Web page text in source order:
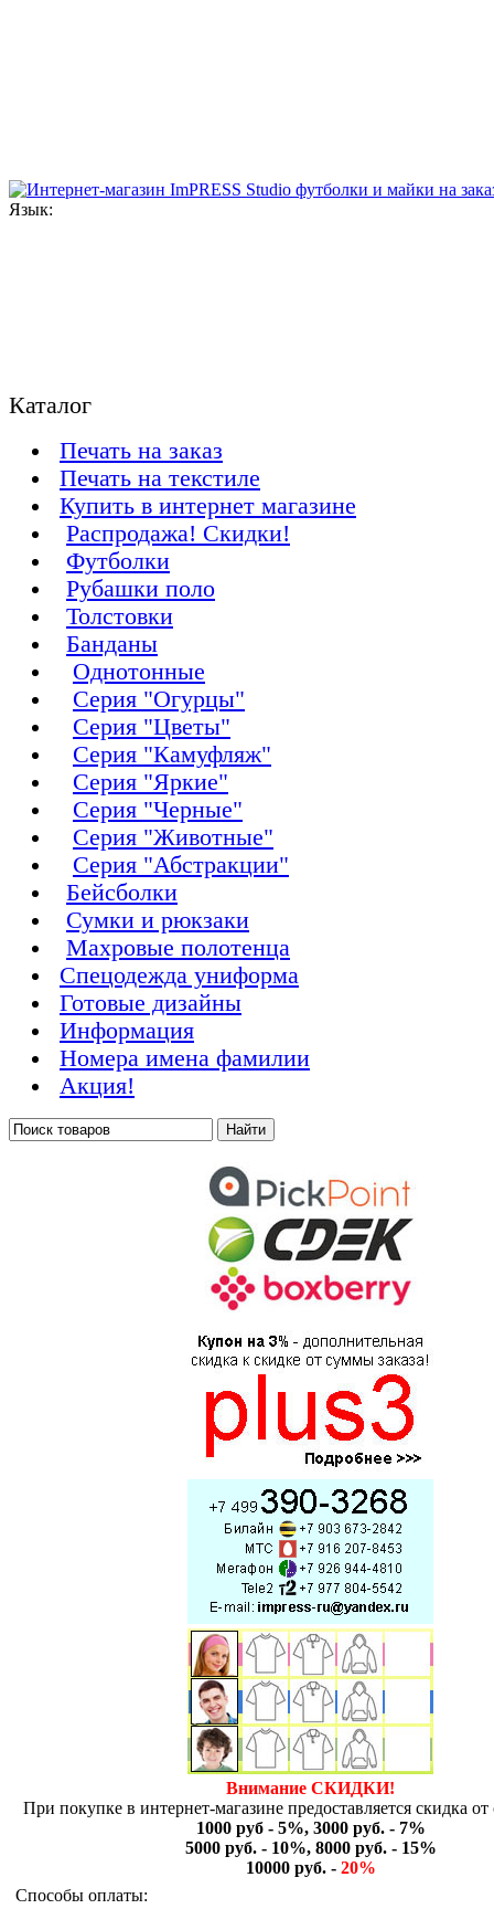
Язык:
Каталог
Печать на заказ
Печать на текстиле
Купить в интернет магазине
Распродажа! Скидки!
Футболки
Рубашки поло
Толстовки
Банданы
Однотонные
Серия "Огурцы"
Серия "Цветы"
Серия "Камуфляж"
Серия "Яркие"
Серия "Черные"
Серия "Животные"
Серия "Абстракции"
Бейсболки
Сумки и рюкзаки
Махровые полотенца
Cпецодежда униформа
Готовые дизайны
Информация
Номера имена фамилии
Акция!
Внимание СКИДКИ!
При покупке в интернет-магазине предоставляется скидка
1000 руб - 5%, 3000 руб. - 7%
5000 руб. - 10%, 8000 руб. - 15%
10000 руб. - 20%
Способы оплаты: